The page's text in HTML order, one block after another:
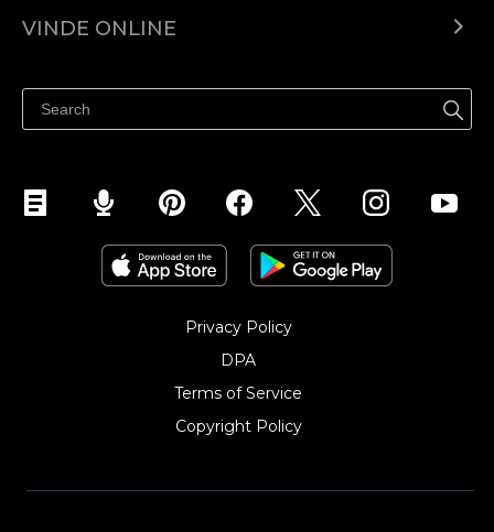
Prețuri
VINDE ONLINE
Vinde pe Facebook
Vinde pe Instagram
Privacy Policy
DPA
Terms of Service
Copyright Policy‎